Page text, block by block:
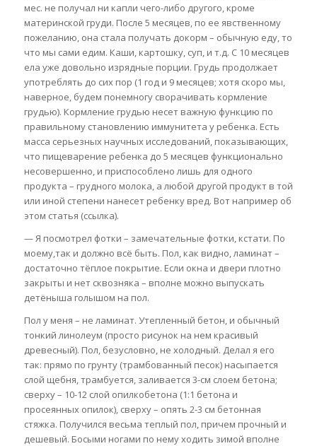
мес. не получал ни капли чего-либо другого, кроме
материнской груди. После 5 месяцев, по ее явственному
пожеланию, она стала получать докорм – обычную еду, то
что мы сами едим. Каши, картошку, суп, и т.д. С 10 месяцев
ела уже довольно изрядные порции. Грудь продолжает
употреблять до сих пор (1 год и 9 месяцев; хотя скоро мы,
наверное, будем понемногу сворачивать кормление
грудью). Кормление грудью несет важную функцию по
правильному становлению иммунитета у ребенка. Есть
масса серьезных научных исследований, показывающих,
что пищеварение ребенка до 5 месяцев функционально
несовершенно, и приспособлено лишь для одного
продукта – грудного молока, а любой другой продукт в той
или иной степени нанесет ребенку вред. Вот например об
этом статья (ссылка).
— Я посмотрел фотки – замечательные фотки, кстати. По
моему,так и должно всё быть. Пол, как видно, ламинат –
достаточно тёплое покрытие. Если окна и двери плотно
закрыты и нет сквозняка – вполне можно выпускать
детёныша голышом на пол.
Пол у меня – не ламинат. Утепленный бетон, и обычный
тонкий линолеум (просто рисунок на нем красивый
древесный). Пол, безусловно, не холодный. Делал я его
так: прямо по грунту (трамбованный песок) насыпается
слой щебня, трамбуется, заливается 3-см слоем бетона;
сверху – 10-12 слой опилкобетона (1:1 бетона и
просеянных опилок), сверху – опять 2-3 см бетонная
стяжка. Получился весьма теплый пол, причем прочный и
дешевый. Босыми ногами по нему ходить зимой вполне